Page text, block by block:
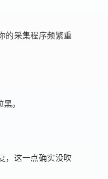
的采集程序频繁重
。
，这一点确实没吹